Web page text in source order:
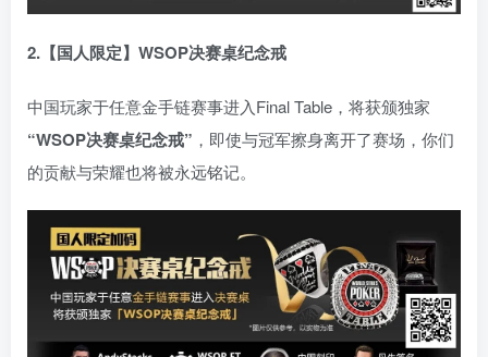
2.【国人限定】WSOP决赛桌纪念戒
中国玩家于任意金手链赛事进入Final Table，将获颁独家
“WSOP决赛桌纪念戒” ，即使与冠军擦身离开了赛场，你们
的贡献与荣耀也将被永远铭记。